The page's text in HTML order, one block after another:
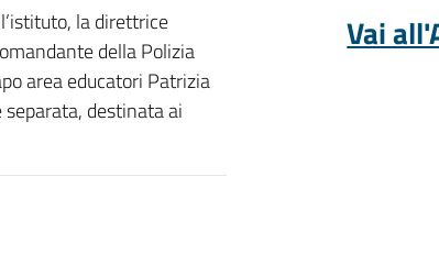
la direttrice
della Polizia
area educatori Patrizia
destinata ai
Vai